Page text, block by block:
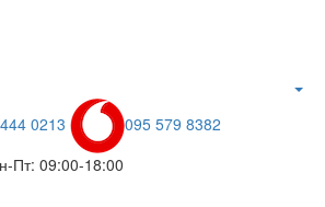
0213
095 579 8382
Пт: 09:00-18:00